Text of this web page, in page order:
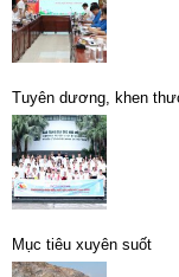
Tuyên dương, khen
TKV đạt thành tích cao
Mục tiêu xuyên suốt